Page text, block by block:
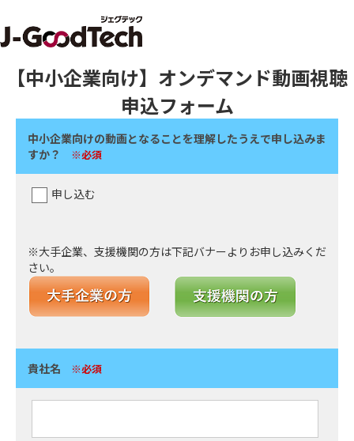
【中小企業向け】オンデマンド動画視聴
申込フォーム
中小企業向けの動画となることを理解したうえで申し込みま
すか？
※必須
申し込む
※大手企業、支援機関の方は下記バナーよりお申し込みくだ
さい。
貴社名 ※必須